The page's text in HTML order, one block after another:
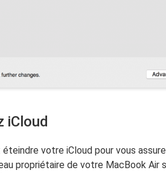
iCloud
votre iCloud pour vous
propriétaire de votre MacBook Air